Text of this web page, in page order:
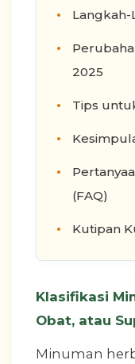
Langkah-
2025
Tips
(FAQ)
Kutipan
Klasifikasi
Obat, atau
Minuman